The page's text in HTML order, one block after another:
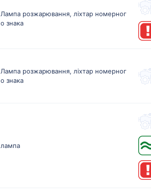
Лампа розжарювання, ліхтар номерног
о знака
Лампа розжарювання, ліхтар номерног
о знака
лампа